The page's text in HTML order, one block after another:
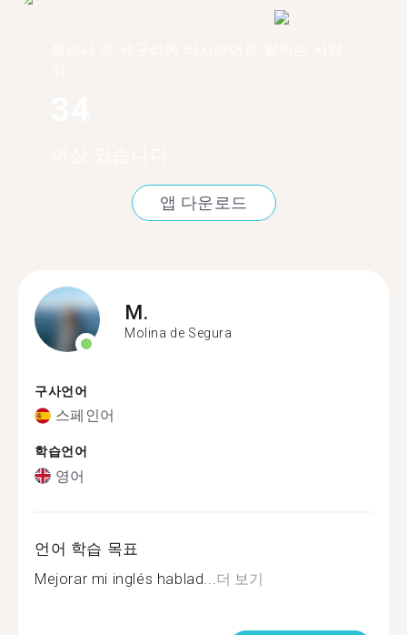
앱 다운로드
M.
Molina de Segura
구사언어
스페인어
학습언어
영어
언어 학습 목표
Mejorar mi inglés hablad... 더 보기